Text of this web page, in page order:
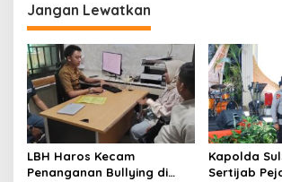
a
s
i
p
o
s
Jangan Lewatkan
LBH Haros Kecam
Penanganan Bullying di
Kapolda
Sertijab